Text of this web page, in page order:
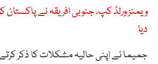
ویمنز ورلڈ کپ، جنوبی افریقہ نے پاکستان
دیا
جمیما نے اپنی حالیہ مشکلات کا ذکر